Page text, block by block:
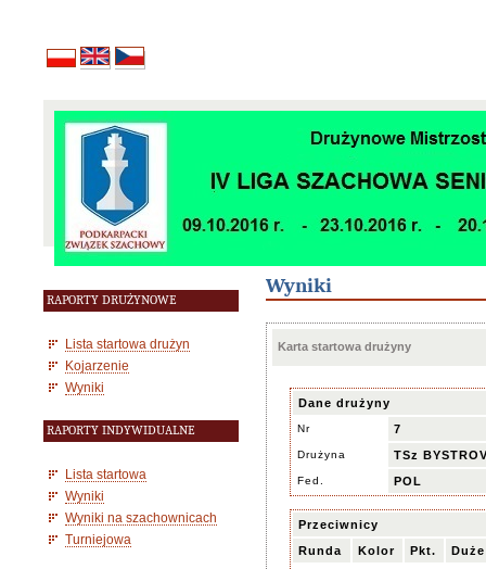
RAPORTY DRUŻYNOWE
Lista startowa drużyn
Kojarzenie
Wyniki
RAPORTY INDYWIDUALNE
Lista startowa
Wyniki
Wyniki na szachownicach
Turniejowa
Wyniki
Karta startowa drużyny
Dane drużyny
Nr 7
Drużyna TSz
Fed. POL
Przeciwnicy
Runda
Kolor Pkt.